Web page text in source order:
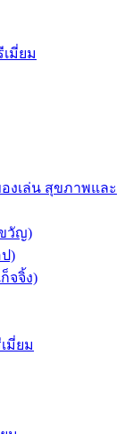
มี่ยม
องเล่น สุขภาพและ
วัญ)
)
จจิ้ง)
มี่ยม